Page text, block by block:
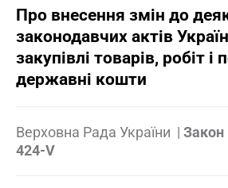
Про внесення змін до
законодавчих актів
закупівлі товарів, робіт і
державні кошти
Верховна Рада України | Закон
424-V